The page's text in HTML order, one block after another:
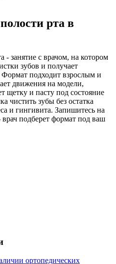
рта в
- занятие с врачом, на котором
зубов и получает
подходит взрослым и
движения на модели,
щетку и пасту под состояние
чистить зубы без остатка
и гингивита. Запишитесь на
подберет формат под ваш